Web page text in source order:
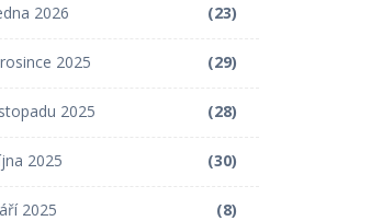
2026 (23)
2025 (29)
2025 (28)
2025 (30)
2025 (8)